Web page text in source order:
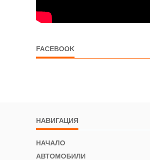
FACEBOOK
НАВИГАЦИЯ
НАЧАЛО
АВТОМОБИЛИ